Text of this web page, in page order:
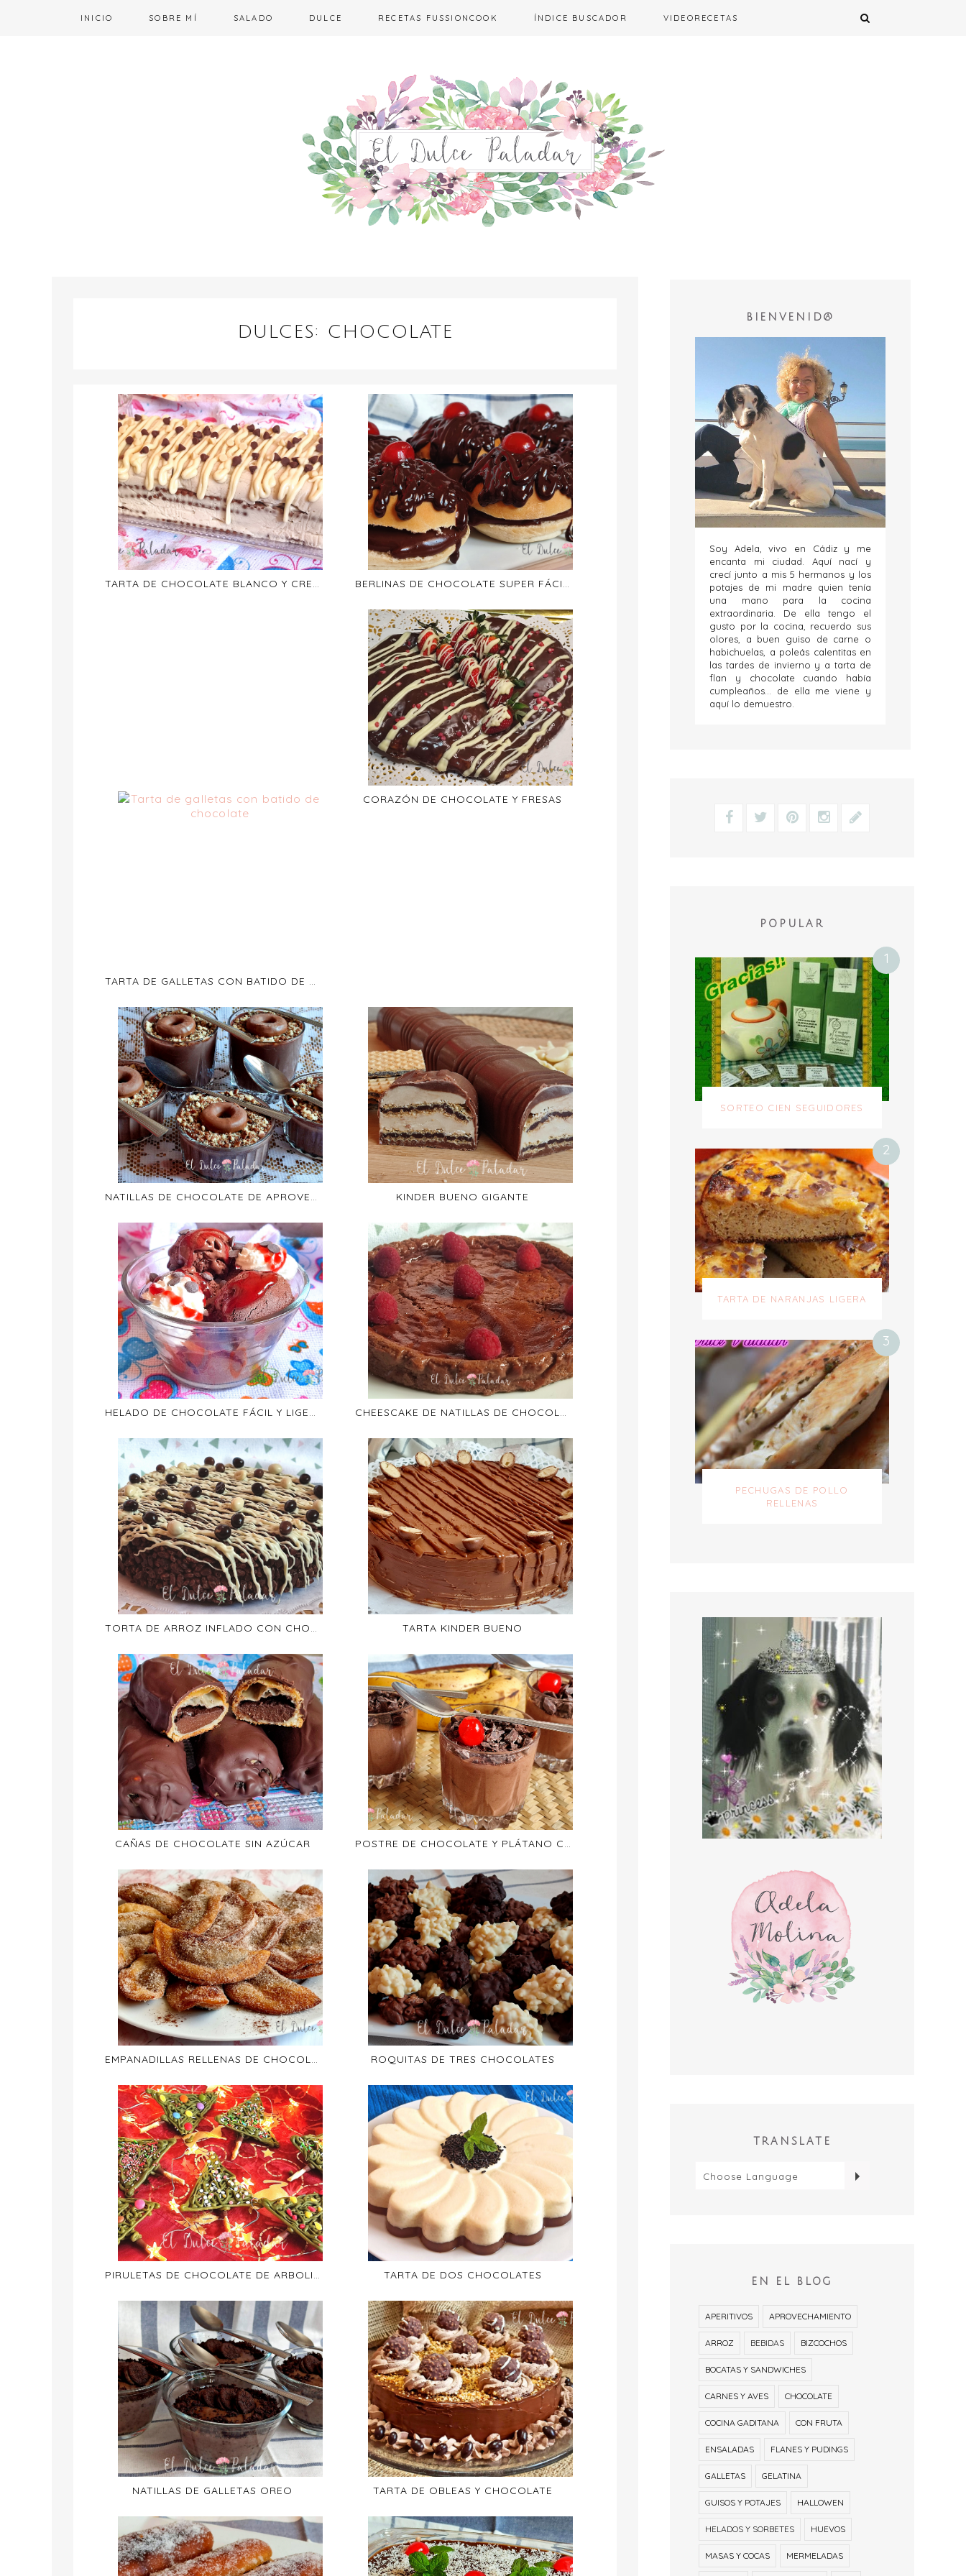
INICIO SOBRE MÍ SALADO DULCE RECETAS FUSSIONCOOK ÍNDICE BUSCADOR VIDEORECETAS
DULCES: CHOCOLATE
TARTA DE CHOCOLATE BLANCO Y CREMA KINDER SIN HORNO BERLINAS DE CHOCOLATE SUPER FÁCILES Y RÁPIDAS
TARTA DE GALLETAS CON BATIDO DE CHOCOLATE
CORAZÓN DE CHOCOLATE Y FRESAS
NATILLAS DE CHOCOLATE DE APROVECHAMIENTO KINDER BUENO GIGANTE
HELADO DE CHOCOLATE FÁCIL Y LIGERO SIN HELADERA CHEESCAKE DE NATILLAS DE CHOCOLATE
TORTA DE ARROZ INFLADO CON CHOCOLATE TARTA KINDER BUENO
CAÑAS DE CHOCOLATE SIN AZÚCAR POSTRE DE CHOCOLATE Y PLÁTANO CON SOLO DOS INGREDIENTES
EMPANADILLAS RELLENAS DE CHOCOLATE ROQUITAS DE TRES CHOCOLATES
PIRULETAS DE CHOCOLATE DE ARBOLITO DE NAVIDAD TARTA DE DOS CHOCOLATES
NATILLAS DE GALLETAS OREO TARTA DE OBLEAS Y CHOCOLATE
BIENVENID@
Soy Adela, vivo en Cádiz y me
encanta mi ciudad. Aquí nací y
crecí junto a mis 5 hermanos y los
potajes de mi madre quien tenía
una mano para la cocina
extraordinaria. De ella tengo el
gusto por la cocina, recuerdo sus
olores, a buen guiso de carne o
habichuelas, a poleás calentitas en
las tardes de invierno y a tarta de
flan y chocolate cuando había
cumpleaños... de ella me viene y
aquí lo demuestro.
POPULAR
SORTEO CIEN SEGUIDORES
TARTA DE NARANJAS LIGERA
PECHUGAS DE POLLO
RELLENAS
TRANSLATE
EN EL BLOG
APERITIVOS APROVECHAMIENTO
ARROZ BEBIDAS BIZCOCHOS
BOCATAS Y SANDWICHES
CARNES Y AVES CHOCOLATE
COCINA GADITANA CON FRUTA
ENSALADAS FLANES Y PUDINGS
GALLETAS GELATINA
GUISOS Y POTAJES HALLOWEN
HELADOS Y SORBETES HUEVOS
MASAS Y COCAS MERMELADAS